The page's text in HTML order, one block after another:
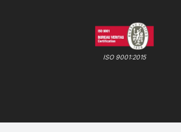
ISO 9001:2015